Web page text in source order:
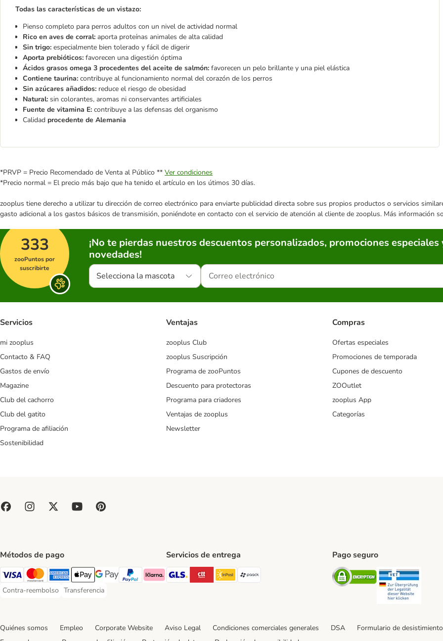
Todas las características de un vistazo:
Pienso completo para perros adultos con un nivel de actividad normal
Rico en aves de corral: aporta proteínas animales de alta calidad
Sin trigo: especialmente bien tolerado y fácil de digerir
Aporta prebióticos: favorecen una digestión óptima
Ácidos grasos omega 3 procedentes del aceite de salmón: favorecen un pelo brillante y una piel elástica
Contiene taurina: contribuye al funcionamiento normal del corazón de los perros
Sin azúcares añadidos: reduce el riesgo de obesidad
Natural: sin colorantes, aromas ni conservantes artificiales
Fuente de vitamina E: contribuye a las defensas del organismo
Calidad procedente de Alemania
*PRVP = Precio Recomendado de Venta al Público ** Ver condiciones
*Precio normal = El precio más bajo que ha tenido el artículo en los útimos 30 días.
zooplus tiene derecho a utilizar tu dirección de correo electrónico para enviarte publicidad directa sobre sus propios productos o servicios
gasto adicional a los gastos básicos de transmisión, poniéndote en contacto con el servicio de atención al cliente de zooplus. Más información
333
zooPuntos por
suscribirte
¡No te pierdas nuestros descuentos personalizados, promociones especiales
novedades!
Selecciona la mascota
Servicios
mi zooplus
Contacto & FAQ
Gastos de envío
Magazine
Club del cachorro
Club del gatito
Programa de afiliación
Sostenibilidad
Ventajas
zooplus Club
zooplus Suscripción
Programa de zooPuntos
Descuento para protectoras
Programa para criadores
Ventajas de zooplus
Newsletter
Compras
Ofertas especiales
Promociones de temporada
Cupones de descuento
ZOOutlet
zooplus App
Categorías
Métodos de pago
Visa Payment Method
Mastercard Payment Method
American Express Payment Method
Apple Pay Payment Method
Google Pay Payment Method
PayPal Payment Method
Klarna Payment Method
Contra-reembolso
Contra-reembolso Payment Method
Transferencia
Transferencia Payment Method
Servicios de entrega
GLS Shipping Method
CTTExpress Shipping Method
InPost Shipping Method
paack Shipping Method
Pago seguro
Security
Quiénes somos Empleo Corporate Website Aviso Legal Condiciones comerciales generales DSA Formulario de desistimiento